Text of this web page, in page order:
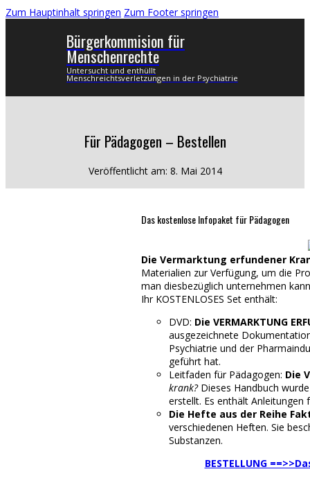
Zum Hauptinhalt springen Zum Footer springen
Bürgerkommision für
Menschenrechte
Untersucht und enthüllt
Menschreichtsverletzungen in der Psychiatrie
Für Pädagogen – Bestellen
Veröffentlicht am: 8. Mai 2014
Das kostenlose Infopaket für Pädagogen
Die Vermarktung erfundener
Materialien zur Verfügung, um die
man diesbezüglich unternehmen
Ihr KOSTENLOSES Set enthält:
DVD: Die VERMARKTUNG
ausgezeichnete
Psychiatrie und der
geführt hat.
Leitfaden für Pädagogen: Die
krank?Dieses Handbuch
erstellt. Es enthält Anleitungen
Die Hefte aus der Reihe
verschiedenen Heften. Sie
Substanzen.
BESTELLUNG